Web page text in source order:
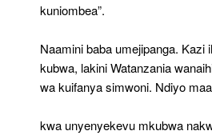
kuniombea”.
Naamini baba umejipanga. Kazi
kubwa, lakini Watanzania
wa kuifanya simwoni. Ndiyo
kwa unyenyekevu mkubwa